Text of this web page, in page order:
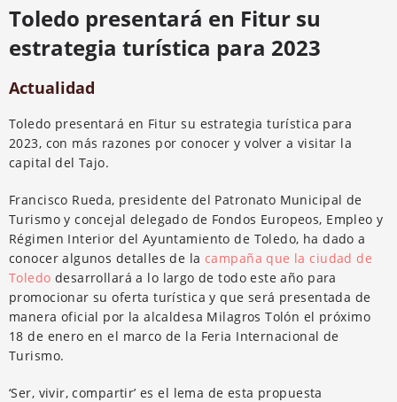
Toledo presentará en Fitur su
estrategia turística para 2023
Actualidad
Toledo presentará en Fitur su estrategia turística para
2023, con más razones por conocer y volver a visitar la
capital del Tajo.
Francisco Rueda, presidente del Patronato Municipal de
Turismo y concejal delegado de Fondos Europeos, Empleo y
Régimen Interior del Ayuntamiento de Toledo, ha dado a
conocer algunos detalles de la campaña que la ciudad de
Toledo desarrollará a lo largo de todo este año para
promocionar su oferta turística y que será presentada de
manera oficial por la alcaldesa Milagros Tolón el próximo
18 de enero en el marco de la Feria Internacional de
Turismo.
‘Ser, vivir, compartir’ es el lema de esta propuesta